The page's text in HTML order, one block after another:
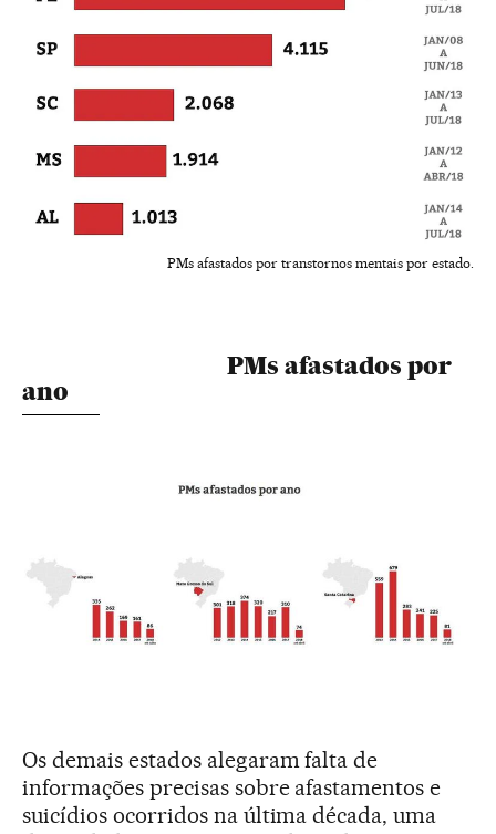
PMs afastados por transtornos mentais por estado.
PMs afastados por
ano
Os demais estados alegaram falta de
informações precisas sobre afastamentos e
suicídios ocorridos na última década, uma